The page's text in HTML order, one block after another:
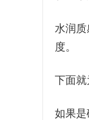
水润
度。
下面就
如果是